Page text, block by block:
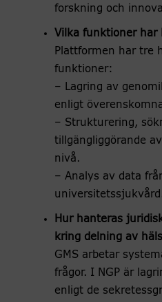
forskning och
Vilka funktioner har
Plattformen har tre
funktioner:
– Lagring av
enligt
– Strukturering,
tillgängliggörande
nivå.
– Analys av data
Hur hanteras
kring delning av
GMS arbetar
frågor. I NGP är
enligt de